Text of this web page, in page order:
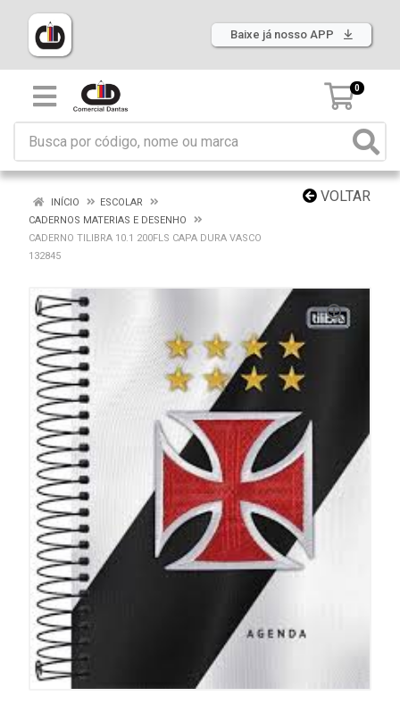
Baixe já nosso APP
0
VOLTAR
INÍCIO
ESCOLAR
CADERNOS MATERIAS E DESENHO
CADERNO TILIBRA 10.1 200FLS CAPA DURA VASCO
132845